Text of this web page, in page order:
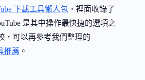
下載工具懶人包 ，裡面收錄了
是其中操作最快捷的選項之
，可以再參考我們整理的
推薦 。